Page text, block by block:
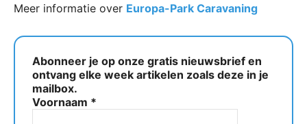
Meer informatie over Europa-Park Caravaning
Abonneer je op onze gratis nieuwsbrief en
ontvang elke week artikelen zoals deze in je
mailbox.
Voornaam *